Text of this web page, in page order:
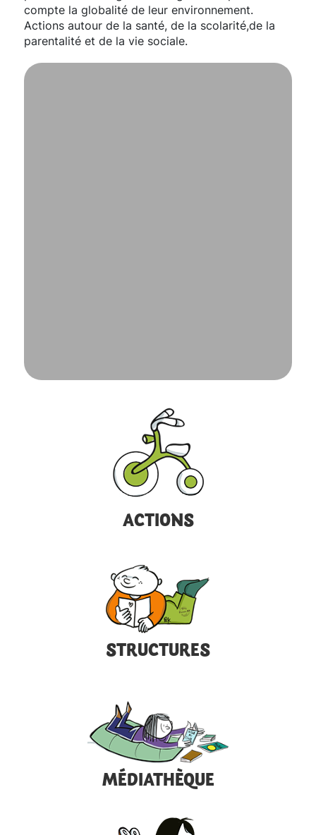
compte la globalité de leur environnement.
Actions autour de la santé, de la scolarité,de la
parentalité et de la vie sociale.
ACTIONS
STRUCTURES
MÉDIATHÈQUE